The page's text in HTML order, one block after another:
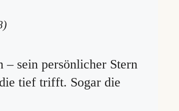
– sein persönlicher Stern
tief trifft. Sogar die